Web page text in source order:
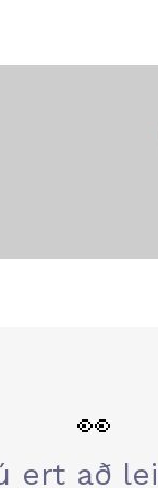
👀
ert að